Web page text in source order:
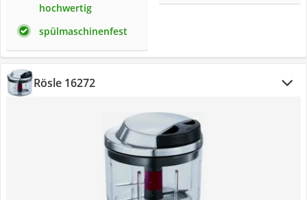
hochwertig
spülmaschinenfest
Rösle ‎16272